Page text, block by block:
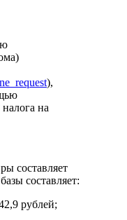
),
на
составляет
составляет:
рублей;